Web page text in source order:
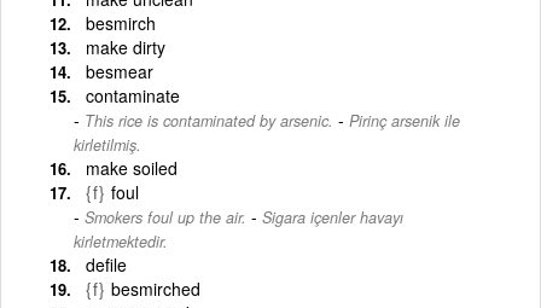
besmirch
make dirty
besmear
contaminate
This rice is contaminated by arsenic. - Pirinç arsenik ile
kirletilmiş.
make soiled
{f} foul
Smokers foul up the air. - Sigara içenler havayı
kirletmektedir.
defile
{f} besmirched